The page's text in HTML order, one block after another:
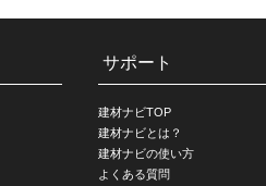
サポート
建材ナビTOP
建材ナビとは？
建材ナビの使い方
よくある質問